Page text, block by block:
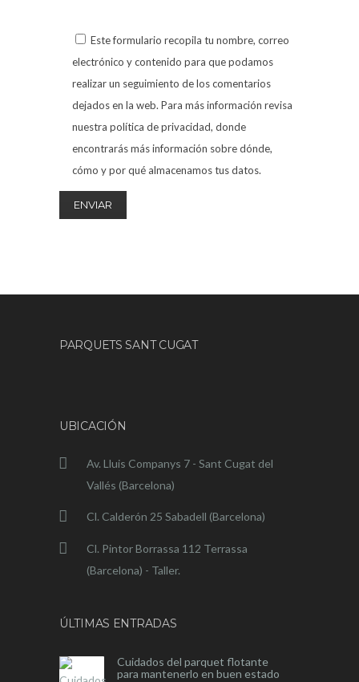
Este formulario recopila tu nombre, correo
electrónico y contenido para que podamos
realizar un seguimiento de los comentarios
dejados en la web. Para más información revisa
nuestra política de privacidad, donde
encontrarás más información sobre dónde,
cómo y por qué almacenamos tus datos.
PARQUETS SANT CUGAT
UBICACIÓN
Av. Lluis Companys 7 - Sant Cugat del
Vallés (Barcelona)
Cl. Calderón 25 Sabadell (Barcelona)
Cl. Pintor Borrassa 112 Terrassa
(Barcelona) - Taller.
ÚLTIMAS ENTRADAS
Cuidados del parquet flotante
para mantenerlo en buen estado